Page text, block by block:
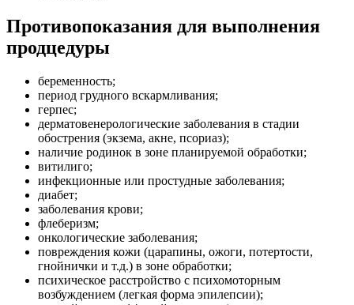
Противопоказания для выполнения
продцедуры
беременность;
период грудного вскармливания;
герпес;
дерматовенерологические заболевания в стадии
обострения (экзема, акне, псориаз);
наличие родинок в зоне планируемой обработки;
витилиго;
инфекционные или простудные заболевания;
диабет;
заболевания крови;
флеберизм;
онкологические заболевания;
повреждения кожи (царапины, ожоги, потертости,
гнойнички и т.д.) в зоне обработки;
психическое расстройство с психомоторным
возбуждением (легкая форма эпилепсии);